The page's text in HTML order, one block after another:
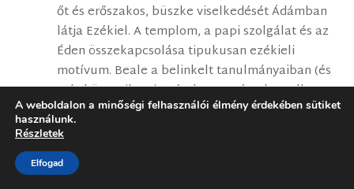
őt és erőszakos, büszke viselkedését Ádámban
látja Ezékiel. A templom, a papi szolgálat és az
Éden összekapcsolása tipukusan ezékieli
motívum. Beale a belinkelt tanulmányaiban (és
más könyveiben is) részletesen érvel emellett.
Engem meggyőz, főleg, mivel ez az értelmezési
hagyomány tudtommal régebb is, mint az,
amely a Sátán alakját látja a próféciában.
A weboldalon a minőségi felhasználói élmény érdekében sütiket
használunk.
Részletek
Elfogad